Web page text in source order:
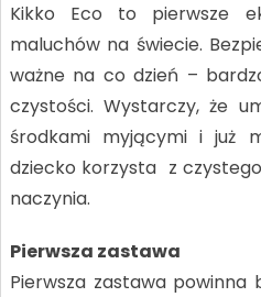
Kikko Eco to pierwsze
maluchów na świecie.
ważne na co dzień –
czystości. Wystarczy, że
środkami myjącymi i już
dziecko korzysta z
naczynia.
Pierwsza zastawa
Pierwsza zastawa powinna